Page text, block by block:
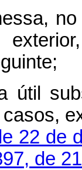
útil
22 de
de